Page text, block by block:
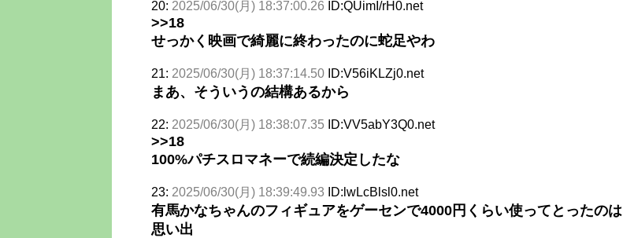
20: 2025/06/30(月) 18:37:00.26 ID:QUimI/rH0.net
>>18
せっかく映画で綺麗に終わったのに蛇足やわ
21: 2025/06/30(月) 18:37:14.50 ID:V56iKLZj0.net
まあ、そういうの結構あるから
22: 2025/06/30(月) 18:38:07.35 ID:VV5abY3Q0.net
>>18
100%パチスロマネーで続編決定したな
23: 2025/06/30(月) 18:39:49.93 ID:lwLcBlsl0.net
有馬かなちゃんのフィギュアをゲーセンで4000円くらい使ってとったの
思い出